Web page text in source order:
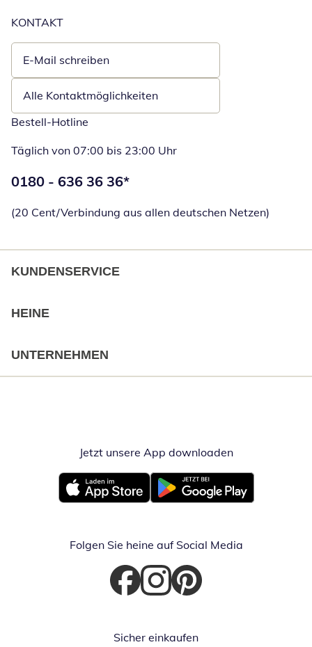
KONTAKT
E-Mail schreiben
Öffnet E-Mail-Client
Alle Kontaktmöglichkeiten
Bestell-Hotline
Täglich von 07:00 bis 23:00 Uhr
Telefonnummer:
0180 - 636 36 36*
(20 Cent/Verbindung aus allen deutschen Netzen)
KUNDENSERVICE
HEINE
UNTERNEHMEN
Jetzt unsere App downloadenÖffnet in
Öffnet in neuem FensterÖffnet in neuem Fenster
Folgen Sie heine auf Social Media
Öffnet in neuem Fenster
Öffnet in neuem Fenster
Öffnet in neuem Fenster
Sicher einkaufen